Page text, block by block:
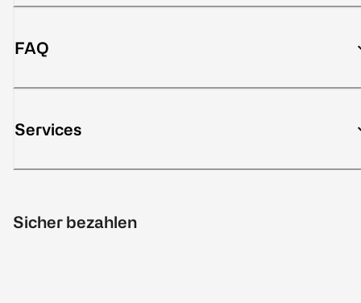
FAQ
Services
Sicher bezahlen